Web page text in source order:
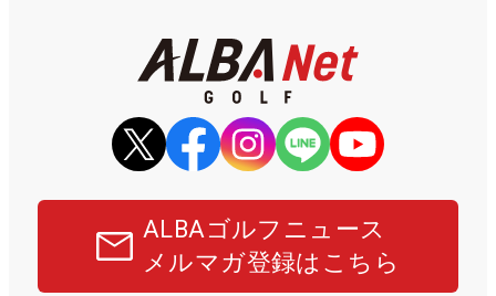
ALBAゴルフニュース
メルマガ登録はこちら